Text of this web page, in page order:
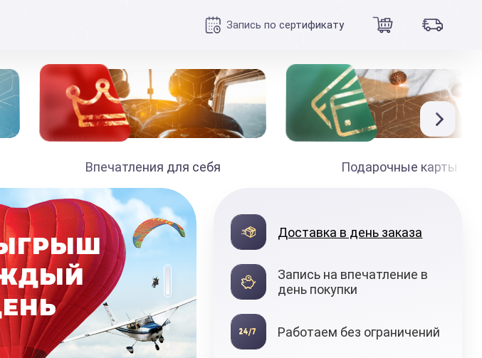
Запись по сертификату
Впечатления для себя Подарочные карты
от
Доставка в день заказа
Запись на впечатление в
день покупки
Работаем без ограничений